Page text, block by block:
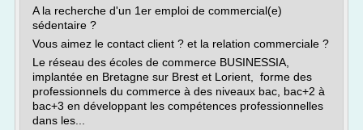
A la recherche d'un 1er emploi de commercial(e)
sédentaire ?
Vous aimez le contact client ? et la relation commerciale ?
Le réseau des écoles de commerce BUSINESSIA,
implantée en Bretagne sur Brest et Lorient, forme des
professionnels du commerce à des niveaux bac, bac+2 à
bac+3 en développant les compétences professionnelles
dans les...